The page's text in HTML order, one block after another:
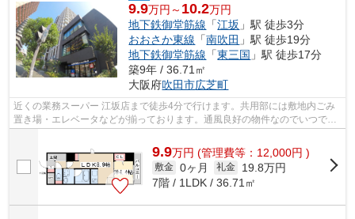
9.9万円～ 10.2万円
地下鉄御堂筋線 「江坂 」駅 徒歩3分
おおさか東線 「南吹田 」駅 徒歩19分
地下鉄御堂筋線 「東三国 」駅 徒歩17分
築9年 / 36.71㎡
大阪府吹田市広芝町
近くの業務スーパー 江坂店まで徒歩4分で行けます。共用部には敷地内ごみ
置き場・エレベータなどが揃っております。通風良好の物件なのでいつでも
9.9万円 (管理費等：12,000円 )
敷金 0ヶ月 礼金
19.8万円
7階 / 1LDK / 36.71㎡